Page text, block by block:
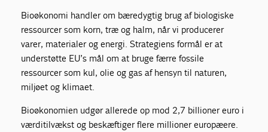
Bioøkonomi handler om bæredygtig brug af biologiske
ressourcer som korn, træ og halm, når vi producerer
varer, materialer og energi. Strategiens formål er at
understøtte EU’s mål om at bruge færre fossile
ressourcer som kul, olie og gas af hensyn til naturen,
miljøet og klimaet.
Bioøkonomien udgør allerede op mod 2,7 billioner euro i
værditilvækst og beskæftiger flere millioner europæere.